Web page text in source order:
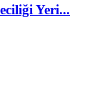
Yeri...